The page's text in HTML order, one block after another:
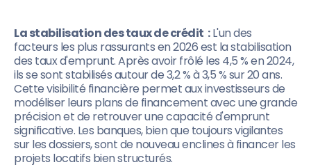
La stabilisation des taux de crédit :L'un des
facteurs les plus rassurants en 2026 est la stabilisation
des taux d'emprunt. Après avoir frôlé les 4,5 % en 2024,
ils se sont stabilisés autour de 3,2 % à 3,5 % sur 20 ans.
Cette visibilité financière permet aux investisseurs de
modéliser leurs plans de financement avec une grande
précision et de retrouver une capacité d'emprunt
significative. Les banques, bien que toujours vigilantes
sur les dossiers, sont de nouveau enclines à financer les
projets locatifs bien structurés.